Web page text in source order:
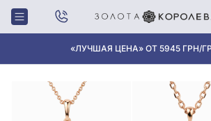
«ЛУЧШАЯ ЦЕНА» ОТ 5945 ГРН/
Главная Крестики, Ладанки
ЖЕНСКИЕ